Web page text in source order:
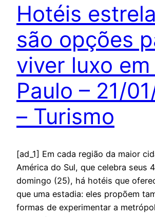
Hotéis
são opções
viver luxo em
Paulo – 21/
– Turismo
[ad_1] Em cada região da maior
América do Sul, que celebra seus
domingo (25), há hotéis que
que uma estadia: eles propõem
formas de experimentar a